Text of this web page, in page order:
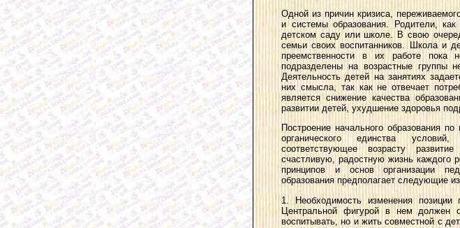
Одной из причин кризиса,
и системы образования. Родители,
детском саду или школе. В свою
семьи своих воспитанников. Школа и
преемственности в их работе пока
подразделены на возрастные
Деятельность детей на занятиях
них смысла, так как не отвечает
является снижение качества
развитии детей, ухудшение здоровья
Построение начального образования
органического единства
соответствующее возрасту
счастливую, радостную жизнь каждого
принципов и основ организации
образования предполагает следующие
1. Необходимость изменения позиции
Центральной фигурой в нем должен
воспитывать, но и жить совместной с